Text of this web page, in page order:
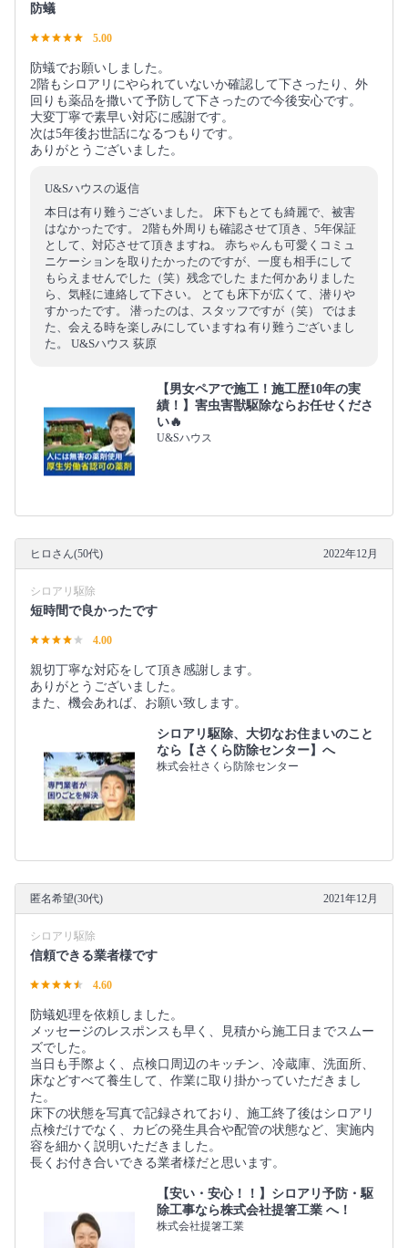
防蟻
5.00
防蟻でお願いしました。
2階もシロアリにやられていないか確認して下さったり、外
回りも薬品を撒いて予防して下さったので今後安心です。
大変丁寧で素早い対応に感謝です。
次は5年後お世話になるつもりです。
ありがとうございました。
U&Sハウスの返信
本日は有り難うございました。 床下もとても綺麗で、被害
はなかったです。 2階も外周りも確認させて頂き、5年保証
として、対応させて頂きますね。 赤ちゃんも可愛くコミュ
ニケーションを取りたかったのですが、一度も相手にして
もらえませんでした（笑）残念でした また何かありました
ら、気軽に連絡して下さい。 とても床下が広くて、潜りや
すかったです。 潜ったのは、スタッフですが（笑） ではま
た、会える時を楽しみにしていますね 有り難うございまし
た。 U&Sハウス 荻原
【男女ペアで施工！施工歴10年の実
績！】害虫害獣駆除ならお任せくださ
い🔥
U&Sハウス
ヒロさん(50代) 2022年12月
シロアリ駆除
短時間で良かったです
4.00
親切丁寧な対応をして頂き感謝します。
ありがとうございました。
また、機会あれば、お願い致します。
シロアリ駆除、大切なお住まいのこと
なら【さくら防除センター】へ
株式会社さくら防除センター
匿名希望(30代) 2021年12月
シロアリ駆除
信頼できる業者様です
4.60
防蟻処理を依頼しました。
メッセージのレスポンスも早く、見積から施工日までスムー
ズでした。
当日も手際よく、点検口周辺のキッチン、冷蔵庫、洗面所、
床などすべて養生して、作業に取り掛かっていただきまし
た。
床下の状態を写真で記録されており、施工終了後はシロアリ
点検だけでなく、カビの発生具合や配管の状態など、実施内
容を細かく説明いただきました。
長くお付き合いできる業者様だと思います。
【安い・安心！！】シロアリ予防・駆
除工事なら株式会社提箸工業 へ！
株式会社提箸工業